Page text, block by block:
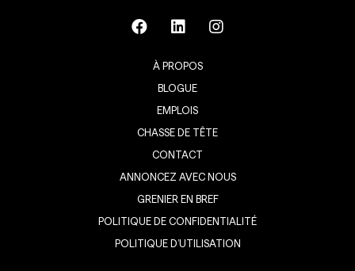
À PROPOS
BLOGUE
EMPLOIS
CHASSE DE TÊTE
CONTACT
ANNONCEZ AVEC NOUS
GRENIER EN BREF
POLITIQUE DE CONFIDENTIALITÉ
POLITIQUE D’UTILISATION